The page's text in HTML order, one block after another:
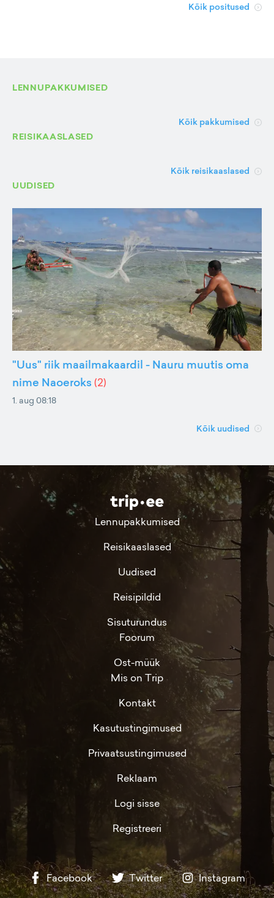
Kõik positused
LENNUPAKKUMISED
Kõik pakkumised
REISIKAASLASED
Kõik reisikaaslased
UUDISED
"Uus" riik maailmakaardil - Nauru muutis oma
nime Naoeroks (2)
1. aug 08:18
Kõik uudised
Lennupakkumised
Reisikaaslased
Uudised
Reisipildid
Sisuturundus
Foorum
Ost-müük
Mis on Trip
Kontakt
Kasutustingimused
Privaatsustingimused
Reklaam
Logi sisse
Registreeri
Facebook Twitter Instagram